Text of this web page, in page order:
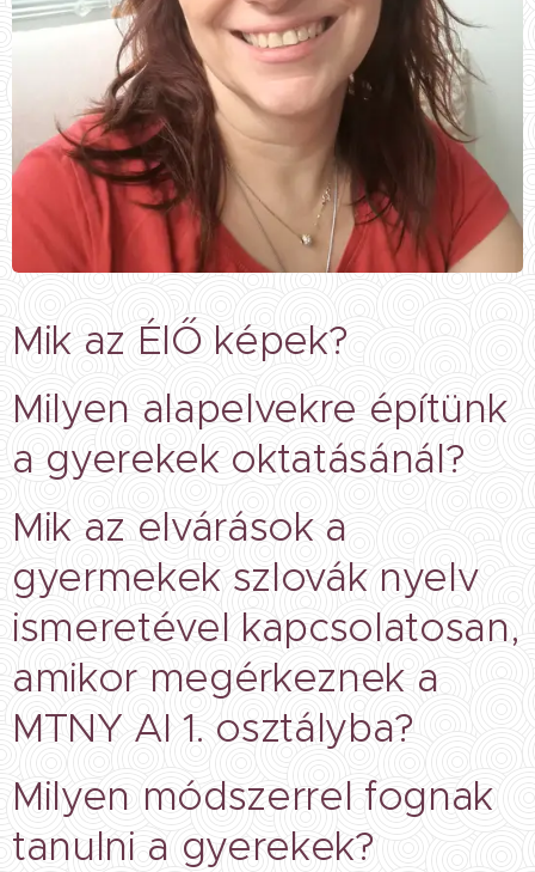
Mik az ÉlŐ képek?
Milyen alapelvekre építünk
a gyerekek oktatásánál?
Mik az elvárások a
gyermekek szlovák nyelv
ismeretével kapcsolatosan,
amikor megérkeznek a
MTNY AI 1. osztályba?
Milyen módszerrel fognak
tanulni a gyerekek?